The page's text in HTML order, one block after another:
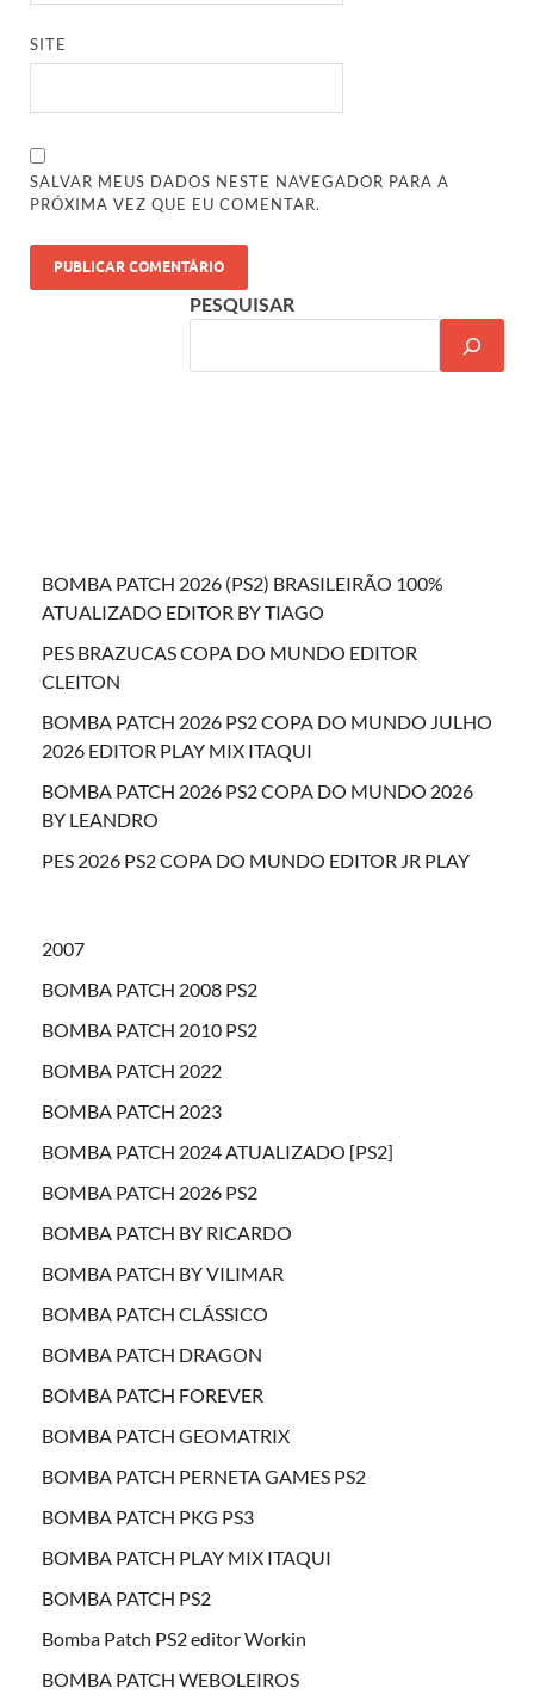
SITE
SALVAR MEUS DADOS NESTE NAVEGADOR PARA A
PRÓXIMA VEZ QUE EU COMENTAR.
PESQUISAR
BOMBA PATCH 2026 (PS2) BRASILEIRÃO 100%
ATUALIZADO EDITOR BY TIAGO
PES BRAZUCAS COPA DO MUNDO EDITOR
CLEITON
BOMBA PATCH 2026 PS2 COPA DO MUNDO JULHO
2026 EDITOR PLAY MIX ITAQUI
BOMBA PATCH 2026 PS2 COPA DO MUNDO 2026
BY LEANDRO
PES 2026 PS2 COPA DO MUNDO EDITOR JR PLAY
2007
BOMBA PATCH 2008 PS2
BOMBA PATCH 2010 PS2
BOMBA PATCH 2022
BOMBA PATCH 2023
BOMBA PATCH 2024 ATUALIZADO [PS2]
BOMBA PATCH 2026 PS2
BOMBA PATCH BY RICARDO
BOMBA PATCH BY VILIMAR
BOMBA PATCH CLÁSSICO
BOMBA PATCH DRAGON
BOMBA PATCH FOREVER
BOMBA PATCH GEOMATRIX
BOMBA PATCH PERNETA GAMES PS2
BOMBA PATCH PKG PS3
BOMBA PATCH PLAY MIX ITAQUI
BOMBA PATCH PS2
Bomba Patch PS2 editor Workin
BOMBA PATCH WEBOLEIROS